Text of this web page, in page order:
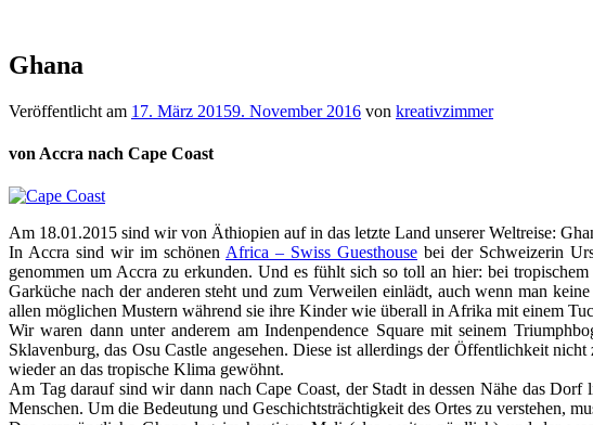
Ghana
Veröffentlicht am 17. März 20159. November 2016 von kreativzimmer
von Accra nach Cape Coast
Am 18.01.2015 sind wir von Äthiopien auf in das letzte Land unserer Weltreise:
In Accra sind wir im schönen Africa – Swiss Guesthouse bei der Schweizerin
genommen um Accra zu erkunden. Und es fühlt sich so toll an hier: bei
Garküche nach der anderen steht und zum Verweilen einlädt, auch wenn man
allen möglichen Mustern während sie ihre Kinder wie überall in Afrika mit einem
Wir waren dann unter anderem am Indenpendence Square mit seinem
Sklavenburg, das Osu Castle angesehen. Diese ist allerdings der Öffentlichkeit
wieder an das tropische Klima gewöhnt.
Am Tag darauf sind wir dann nach Cape Coast, der Stadt in dessen Nähe das
Menschen. Um die Bedeutung und Geschichtsträchtigkeit des Ortes zu verstehen,